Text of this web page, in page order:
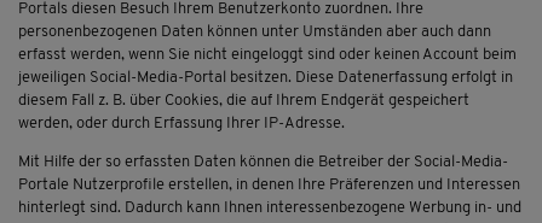
Portals diesen Besuch Ihrem Benutzerkonto zuordnen. Ihre
personenbezogenen Daten können unter Umständen aber auch dann
erfasst werden, wenn Sie nicht eingeloggt sind oder keinen Account beim
jeweiligen Social-Media-Portal besitzen. Diese Datenerfassung erfolgt in
diesem Fall z. B. über Cookies, die auf Ihrem Endgerät gespeichert
werden, oder durch Erfassung Ihrer IP-Adresse.
Mit Hilfe der so erfassten Daten können die Betreiber der Social-Media-
Portale Nutzerprofile erstellen, in denen Ihre Präferenzen und Interessen
hinterlegt sind. Dadurch kann Ihnen interessenbezogene Werbung in- und